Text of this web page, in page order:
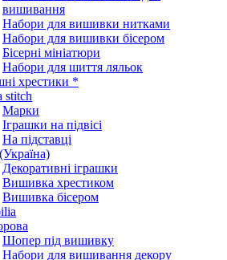
вишивання
Набори для вишивки нитками
Набори для вишивки бісером
Бісерні мініатюри
Набори для шиття ляльок
хрестики *
stitch
Марки
Іграшки на підвісі
На підставці
Декоративні іграшки
Вишивка хрестиком
Вишивка бісером
Шопер під вишивку
Набори для вишивання декору